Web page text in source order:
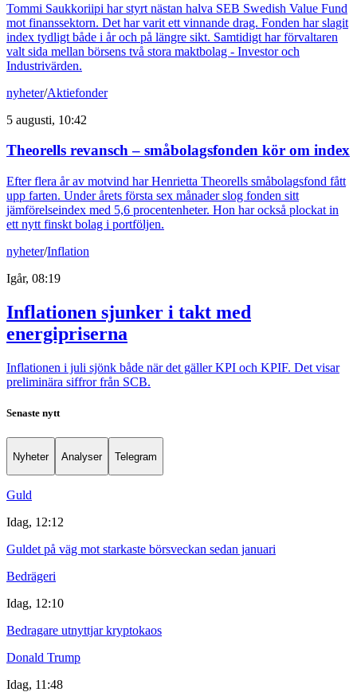
Tommi Saukkoriipi har styrt nästan halva SEB Swedish Value Fund
mot finanssektorn. Det har varit ett vinnande drag. Fonden har slagit
index tydligt både i år och på längre sikt. Samtidigt har förvaltaren
valt sida mellan börsens två stora maktbolag - Investor och
Industrivärden.
nyheter/Aktiefonder
5 augusti, 10:42
Theorells revansch – småbolagsfonden kör om index
Efter flera år av motvind har Henrietta Theorells småbolagsfond fått
upp farten. Under årets första sex månader slog fonden sitt
jämförelseindex med 5,6 procentenheter. Hon har också plockat in
ett nytt finskt bolag i portföljen.
nyheter/Inflation
Igår, 08:19
Inflationen sjunker i takt med
energipriserna
Inflationen i juli sjönk både när det gäller KPI och KPIF. Det visar
preliminära siffror från SCB.
Senaste nytt
Nyheter Analyser Telegram
Guld
Idag, 12:12
Guldet på väg mot starkaste börsveckan sedan januari
Bedrägeri
Idag, 12:10
Bedragare utnyttjar kryptokaos
Donald Trump
Idag, 11:48